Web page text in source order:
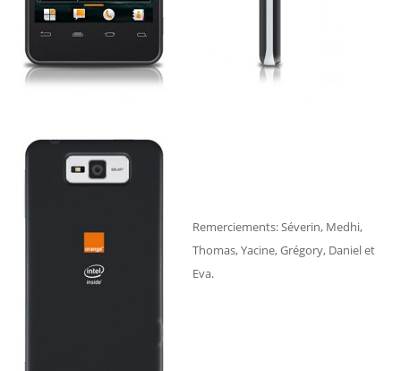
Remerciements: Séverin, Medhi,
Thomas, Yacine, Grégory, Daniel et
Eva.